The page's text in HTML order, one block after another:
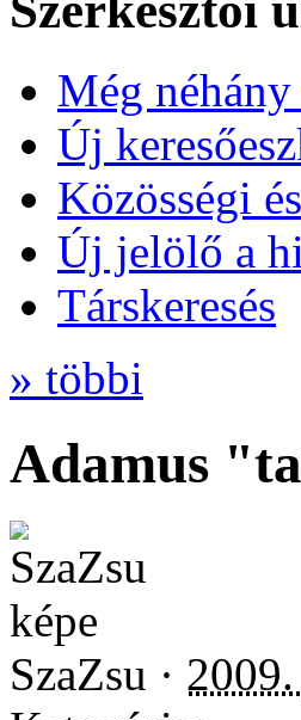
Még
Új
Közösségi
Új jelölő a
Társkeresés
» többi
Adamus
SzaZsu ·